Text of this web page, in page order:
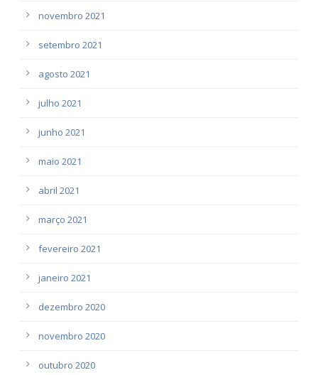
novembro 2021
setembro 2021
agosto 2021
julho 2021
junho 2021
maio 2021
abril 2021
março 2021
fevereiro 2021
janeiro 2021
dezembro 2020
novembro 2020
outubro 2020